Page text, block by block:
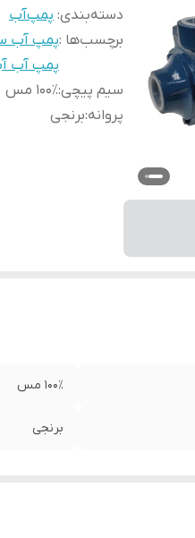
دسته‌بندی: پمپ‌آب
برچسب‌ها :پمپ آب
پمپ آب
سیم پیچی:۱۰۰٪ مس
پروانه:برنجی
۱۰۰٪ مس
برنجی